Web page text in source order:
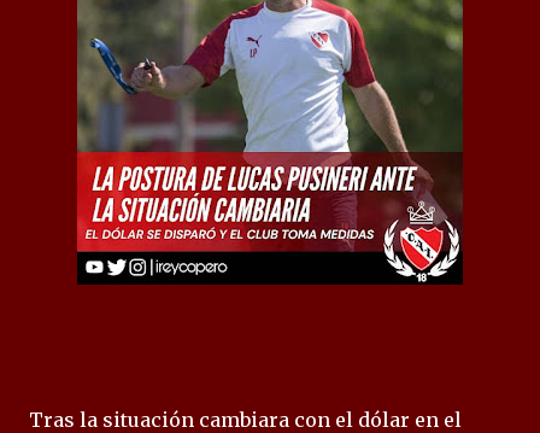
Tras la situación cambiara con el dólar en el